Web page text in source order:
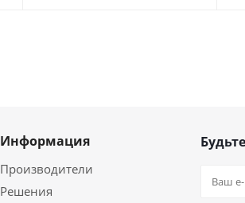
Информация
Производители
Решения